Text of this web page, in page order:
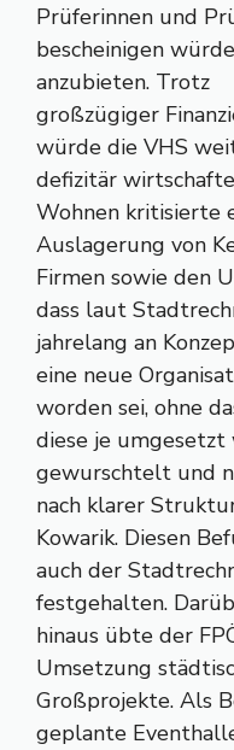
Prüferinnen und
bescheinigen
anzubieten. Trotz
großzügiger
würde die VHS
defizitär
Wohnen kritisierte
Auslagerung von
Firmen sowie den
dass laut
jahrelang an
eine neue
worden sei, ohne
diese je umgesetzt
gewurschtelt und
nach klarer
Kowarik. Diesen
auch der
festgehalten.
hinaus übte der
Umsetzung
Großprojekte. Als
geplante